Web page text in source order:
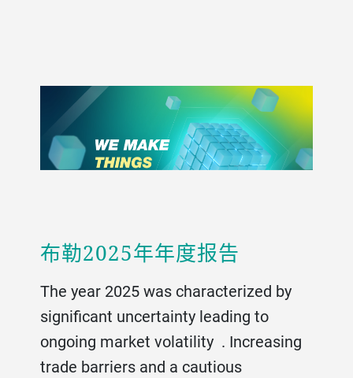
布勒2025年年度报告
The year 2025 was characterized by
significant uncertainty leading to
ongoing market volatility . Increasing
trade barriers and a cautious